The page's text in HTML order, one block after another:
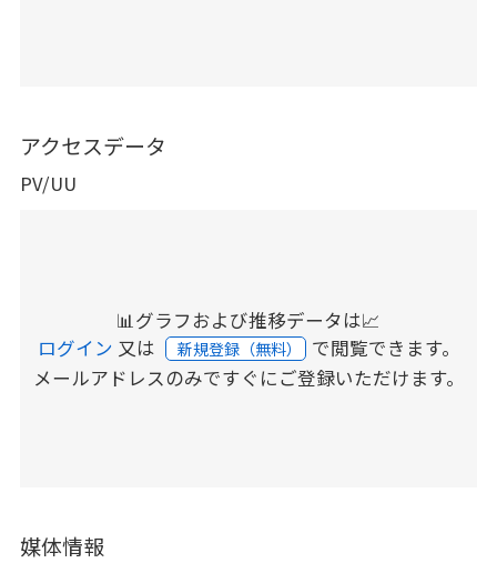
アクセスデータ
PV/UU
📊グラフおよび推移データは📈
ログイン 又は 新規登録（無料） で閲覧できます。
メールアドレスのみですぐにご登録いただけます。
媒体情報